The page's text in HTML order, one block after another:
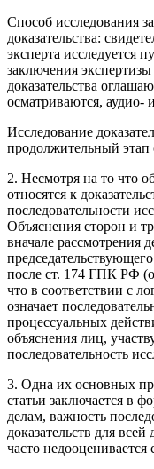
Способ исследования
доказательства:
эксперта исследуется
заключения
доказательства
осматриваются, аудио-
Исследование
продолжительный этап
2. Несмотря на то что
относятся к
последовательности
Объяснения сторон и
вначале рассмотрения
после ст. 174 ГПК РФ
что в соответствии с
означает
процессуальных
объяснения лиц,
последовательность
3. Одна их основных
статьи заключается в
делам, важность
доказательств для всей
часто